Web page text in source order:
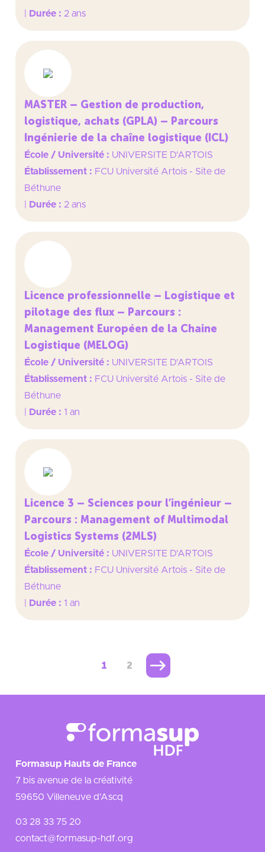
Durée : 2 ans
MASTER – Gestion de production,
logistique, achats (GPLA) – Parcours
Ingénierie de la chaîne logistique (ICL)
École / Université : UNIVERSITE D'ARTOIS
Établissement : FCU Université Artois - Site de
Béthune
Durée : 2 ans
Licence professionnelle – Logistique et
pilotage des flux – Parcours :
Management Européen de la Chaine
Logistique (MELOG)
École / Université : UNIVERSITE D'ARTOIS
Établissement : FCU Université Artois - Site de
Béthune
Durée : 1 an
Licence 3 – Sciences pour l’ingénieur –
Parcours : Management of Multimodal
Logistics Systems (2MLS)
École / Université : UNIVERSITE D'ARTOIS
Établissement : FCU Université Artois - Site de
Béthune
Durée : 1 an
1 2
Formasup Hauts de France
7 bis avenue de la créativité
59650 Villeneuve d’Ascq
03 28 33 75 20
contact@formasup-hdf.org